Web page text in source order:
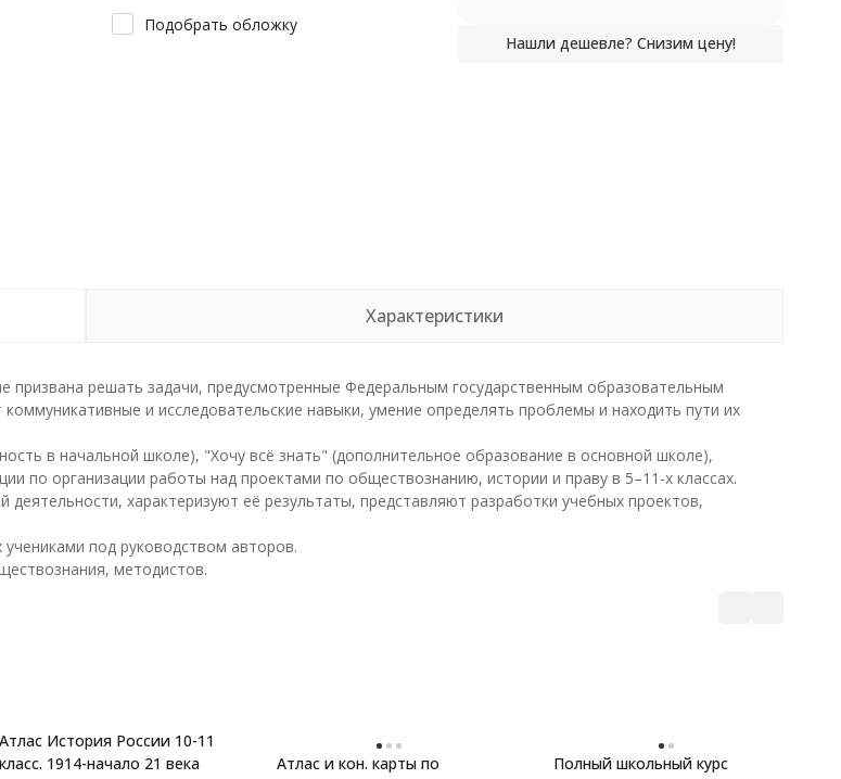
Подобрать обложку
Характеристики
призвана решать задачи, предусмотренные Федеральным государственным образовательным
и исследовательские навыки, умение определять проблемы и находить пути их
в начальной школе), "Хочу всё знать" (дополнительное образование в основной школе),
по организации работы над проектами по обществознанию, истории и праву в 5–11-х классах.
характеризуют её результаты, представляют разработки учебных проектов,
под руководством авторов.
методистов.
Атлас История России 10-11
класс. 1914-начало 21 века
Атлас и кон. карты по
Полный школьный курс